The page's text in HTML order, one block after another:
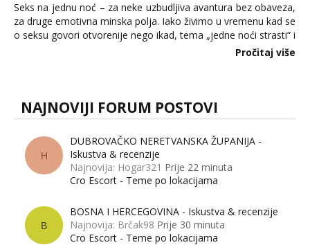
Seks na jednu noć – za neke uzbudljiva avantura bez obaveza,
za druge emotivna minska polja. Iako živimo u vremenu kad se
o seksu govori otvorenije nego ikad, tema „jedne noći strasti“ i
dalje izaziva burne rasprave. Što zapravo misle žene, a što
Pročitaj više
NAJNOVIJI FORUM POSTOVI
H
DUBROVAČKO NERETVANSKA ŽUPANIJA -
Iskustva & recenzije
Najnovija: Hogar321 Prije 22 minuta
Cro Escort - Teme po lokacijama
B
BOSNA I HERCEGOVINA - Iskustva & recenzije
Najnovija: Brčak98 Prije 30 minuta
Cro Escort - Teme po lokacijama